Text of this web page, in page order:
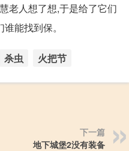
老人想了想,于是给了它们
能找到保。
杀虫 火把节
下一篇
地下城堡2没有装备